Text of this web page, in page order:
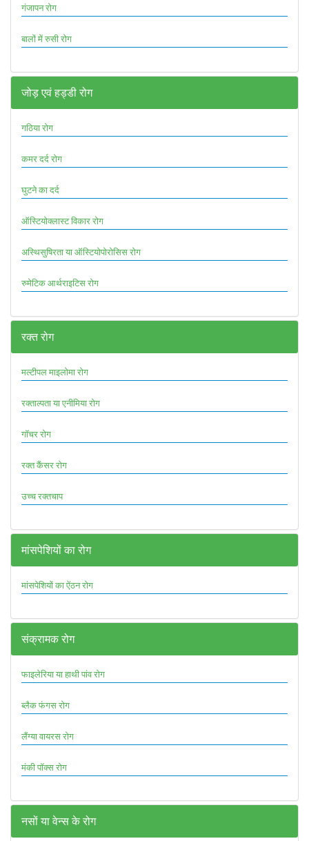
गंजापन रोग
बालों में रुसी रोग
जोड़ एवं हड्डी रोग
गठिया रोग
कमर दर्द रोग
घुटने का दर्द
ऑस्टियोक्लास्ट विकार रोग
अस्थिसुषिरता या ऑस्टियोपोरोसिस रोग
रुमेटिक आर्थराइटिस रोग
रक्त रोग
मल्टीपल माइलोमा रोग
रक्ताल्पता या एनीमिया रोग
गॉचर रोग
रक्त कैंसर रोग
उच्च रक्तचाप
मांसपेशियों का रोग
मांसपेशियों का ऐंठन रोग
संक्रामक रोग
फाइलेरिया या हाथी पांव रोग
ब्लैक फंगस रोग
लैंग्या वायरस रोग
मंकी पॉक्स रोग
नसों या वेन्स के रोग